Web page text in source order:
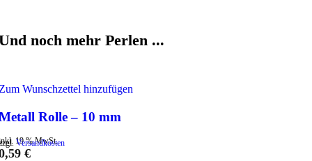
noch mehr Perlen ...
Wunschzettel hinzufügen
Rolle – 10 mm
19 % MwSt.
Versandkosten
€